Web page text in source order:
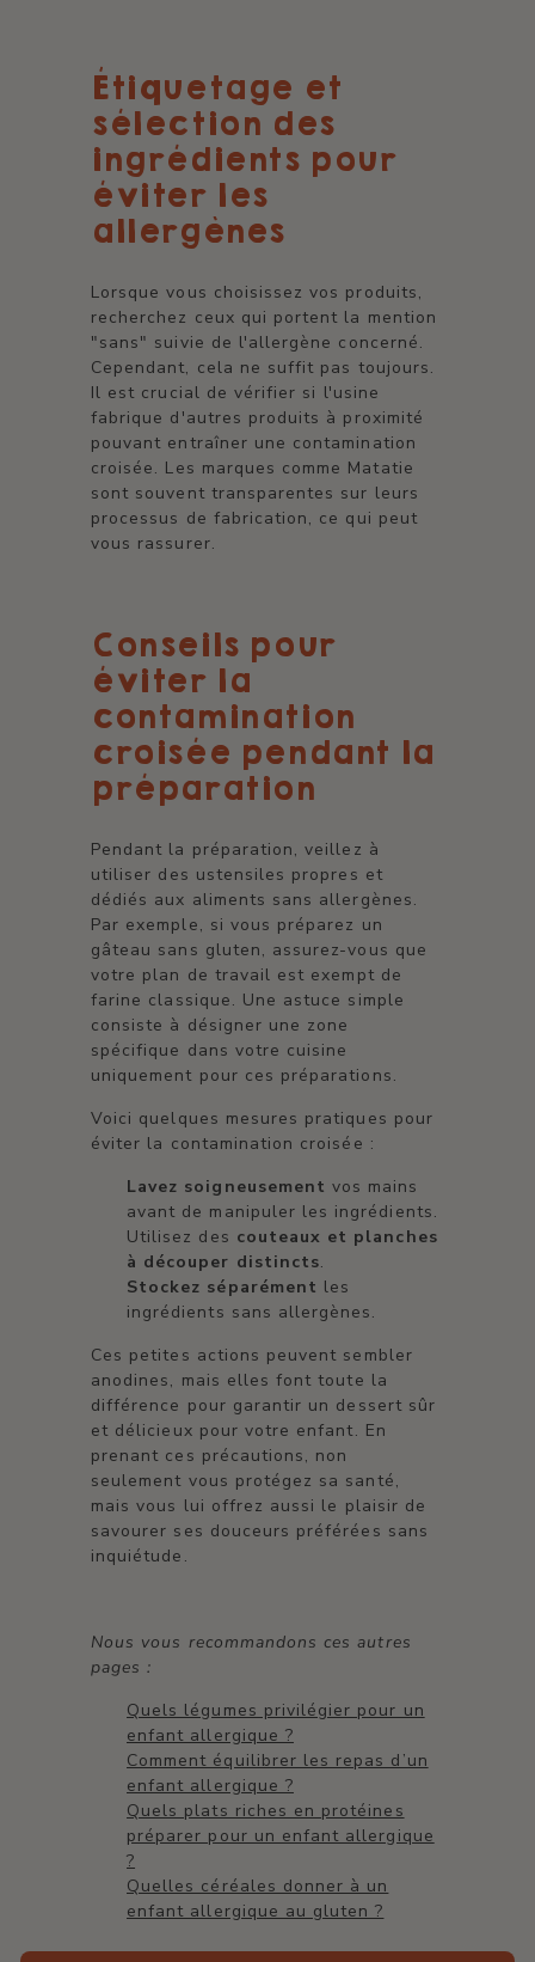
Étiquetage et
sélection des
ingrédients pour
éviter les
allergènes
Lorsque vous choisissez vos produits,
recherchez ceux qui portent la mention
"sans" suivie de l'allergène concerné.
Cependant, cela ne suffit pas toujours.
Il est crucial de vérifier si l'usine
fabrique d'autres produits à proximité
pouvant entraîner une contamination
croisée. Les marques comme Matatie
sont souvent transparentes sur leurs
processus de fabrication, ce qui peut
vous rassurer.
Conseils pour
éviter la
contamination
croisée pendant la
préparation
Pendant la préparation, veillez à
utiliser des ustensiles propres et
dédiés aux aliments sans allergènes.
Par exemple, si vous préparez un
gâteau sans gluten, assurez-vous que
votre plan de travail est exempt de
farine classique. Une astuce simple
consiste à désigner une zone
spécifique dans votre cuisine
uniquement pour ces préparations.
Voici quelques mesures pratiques pour
éviter la contamination croisée :
Lavez soigneusement vos mains
avant de manipuler les ingrédients.
Utilisez des couteaux et planches
à découper distincts.
Stockez séparément les
ingrédients sans allergènes.
Ces petites actions peuvent sembler
anodines, mais elles font toute la
différence pour garantir un dessert sûr
et délicieux pour votre enfant. En
prenant ces précautions, non
seulement vous protégez sa santé,
mais vous lui offrez aussi le plaisir de
savourer ses douceurs préférées sans
inquiétude.
Nous vous recommandons ces autres
pages :
Quels légumes privilégier pour un
enfant allergique ?
Comment équilibrer les repas d’un
enfant allergique ?
Quels plats riches en protéines
préparer pour un enfant allergique
?
Quelles céréales donner à un
enfant allergique au gluten ?